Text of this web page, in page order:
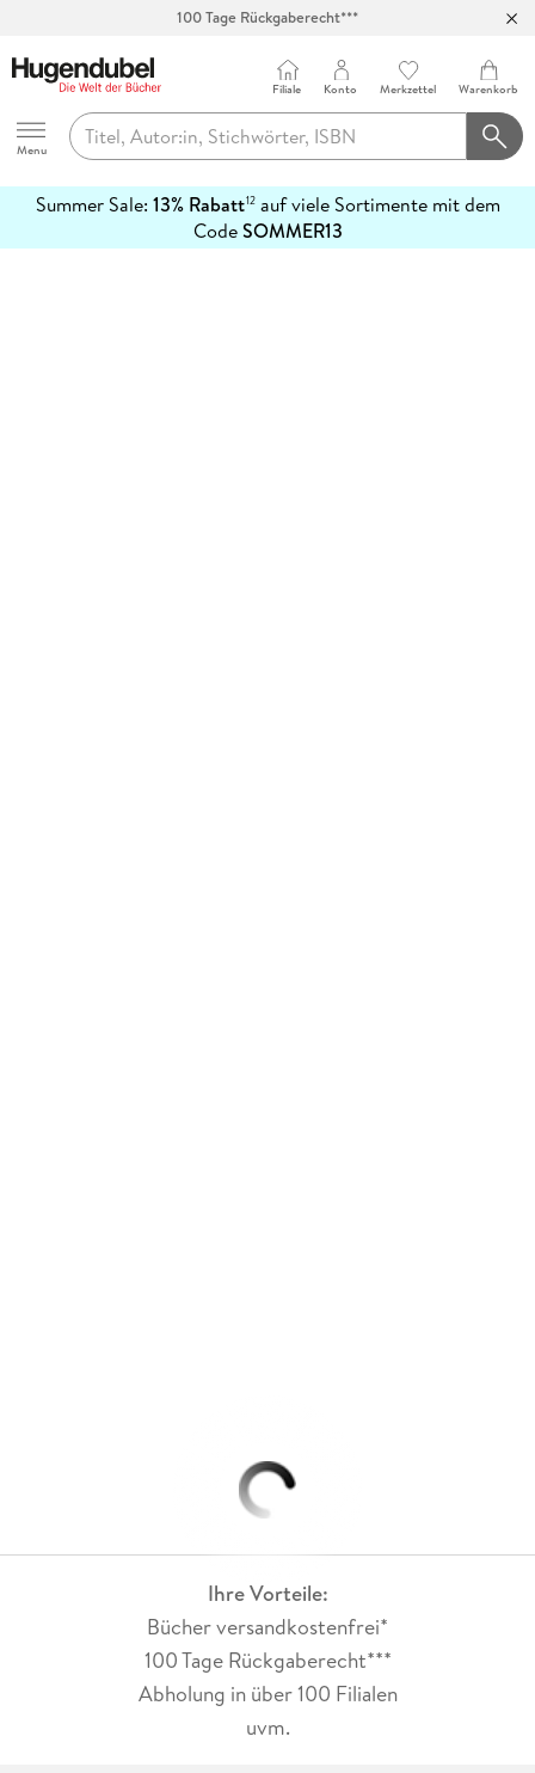
100 Tage Rückgaberecht***
Hugendubel
Menu
Filiale Konto Merkzettel Warenkorb
Summer Sale: 13% Rabatt12auf viele Sortimente mit dem
CodeSOMMER13
erfahren
Ihre Vorteile:
Bücher versandkostenfrei*
100 Tage Rückgaberecht***
Abholung in über 100 Filialen
uvm.